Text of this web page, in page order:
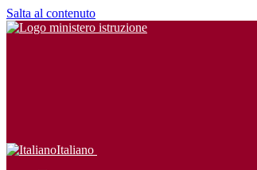
Salta al contenuto
Italiano